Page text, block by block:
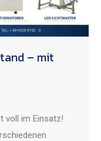
– mit
voll im Einsatz!